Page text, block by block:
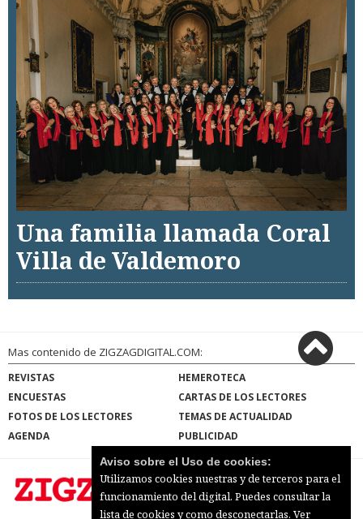
Una familia llamada Coral
Villa de Valdemoro
Mas contenido de ZIGZAGDIGITAL.COM:
REVISTAS
HEMEROTECA
ENCUESTAS
CARTAS DE LOS LECTORES
FOTOS DE LOS LECTORES
TEMAS DE ACTUALIDAD
AGENDA
PUBLICIDAD
Aviso sobre el Uso de cookies:
Utilizamos cookies nuestras y de terceros para el
funcionamiento del digital. Puedes consultar la
lista de cookies y como desconectarlas. Ver